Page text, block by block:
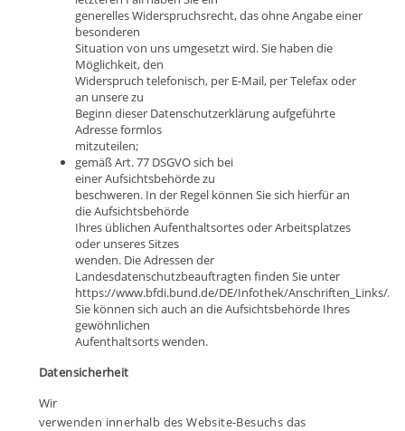
generelles Widerspruchsrecht, das ohne Angabe einer
besonderen
Situation von uns umgesetzt wird. Sie haben die
Möglichkeit, den
Widerspruch telefonisch, per E-Mail, per Telefax oder
an unsere zu
Beginn dieser Datenschutzerklärung aufgeführte
Adresse formlos
mitzuteilen;
gemäß Art. 77 DSGVO sich bei
einer Aufsichtsbehörde zu
beschweren. In der Regel können Sie sich hierfür an
die Aufsichtsbehörde
Ihres üblichen Aufenthaltsortes oder Arbeitsplatzes
oder unseres Sitzes
wenden. Die Adressen der
Landesdatenschutzbeauftragten finden Sie unter
https://www.bfdi.bund.de/DE/Infothek/Anschriften_Links/
Sie können sich auch an die Aufsichtsbehörde Ihres
gewöhnlichen
Aufenthaltsorts wenden.
Datensicherheit
Wir
verwenden innerhalb des Website-Besuchs das